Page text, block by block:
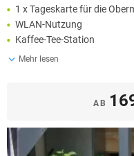
1 x Tageskarte für die
WLAN-Nutzung
Kaffee-Tee-Station
Mehr lesen
AB